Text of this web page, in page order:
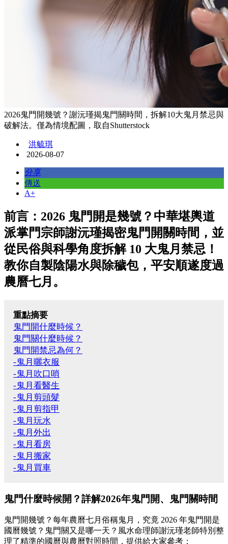
2026鬼門開幾號？謝沅瑾揭鬼門關時間，拆解10大鬼月禁忌與
破解法。僅為情境配圖，取自Shutterstock
洪毓琪
2026-08-07
分享
傳送
A+
前言：2026 鬼門開是幾號？中華堪輿道
派掌門宗師謝沅瑾揭密鬼門開關時間，並
從民俗與科學角度拆解 10 大鬼月禁忌！
教你自製陰陽水與除穢包，平安順遂度過
農曆七月。
重點摘要
鬼門開什麼時候？
鬼門關什麼時候？
鬼門開禁忌為何？
-鬼月曬衣服
-鬼月吹口哨
-鬼月看醫生
-鬼月剪頭髮
-鬼月剪指甲
-鬼月玩水
-鬼月外出
-鬼月看房
-鬼月搬家
-鬼月買車
鬼門什麼時候開？詳解2026年鬼門開、鬼門關時間
鬼門開幾號？每年農曆七月俗稱鬼月，究竟 2026 年鬼門開是
國曆幾號？鬼門關又是哪一天？風水命理師謝沅瑾老師特別整
理了精準的國曆與農曆對照時間，提供給大家參考：